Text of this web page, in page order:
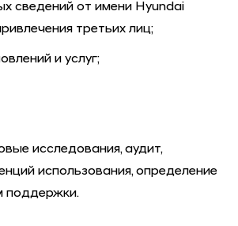
сведений от имени Hyundai
третьих лиц;
и услуг;
исследования, аудит,
использования, определение
поддержки.